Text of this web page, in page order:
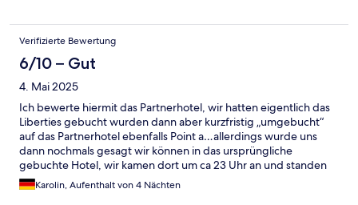
Verifizierte Bewertung
6/10 – Gut
4. Mai 2025
Ich bewerte hiermit das Partnerhotel, wir hatten eigentlich das
Liberties gebucht wurden dann aber kurzfristig „umgebucht“
auf das Partnerhotel ebenfalls Point a…allerdings wurde uns
dann nochmals gesagt wir können in das ursprüngliche
gebuchte Hotel, wir kamen dort um ca 23 Uhr an und standen
vor einer Baustelle…auf unsere Kosten sind wir dann ein
weiteres Mal eingestiegen in ein Uber und zum Partnerhotel
Karolin, Aufenthalt von 4 Nächten